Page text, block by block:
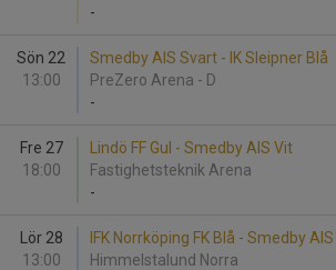
-
Sön 22
13:00
Smedby AIS Svart - IK Sleipner Blå
PreZero Arena - D
-
Fre 27
18:00
Lindö FF Gul - Smedby AIS Vit
Fastighetsteknik Arena
-
Lör 28
13:00
IFK Norrköping FK Blå - Smedby
Himmelstalund Norra